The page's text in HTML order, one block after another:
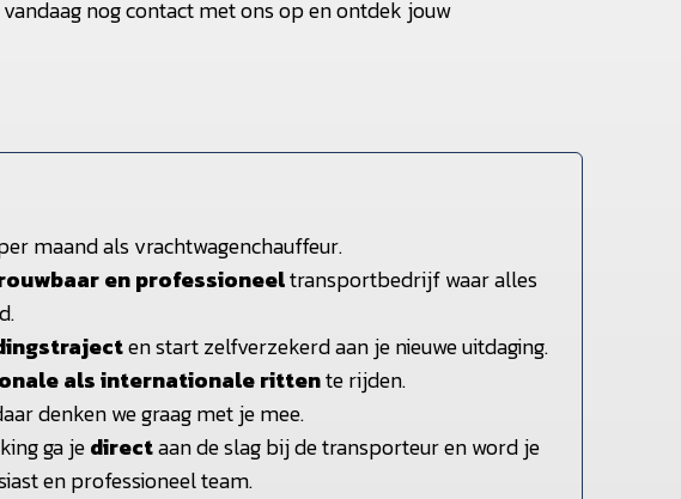
nog contact met ons op en ontdek jouw
maand als vrachtwagenchauffeur.
en professioneeltransportbedrijf waar alles
en start zelfverzekerd aan je nieuwe uitdaging.
als internationale rittente rijden.
denken we graag met je mee.
ga jedirectaan de slag bij de transporteur en word je
en professioneel team.